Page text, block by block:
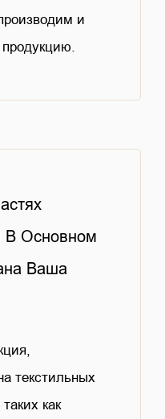
и
В Основном
Ваша
текстильных
как